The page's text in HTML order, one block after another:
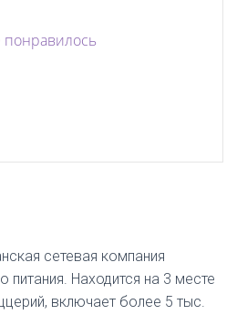
сетевая компания
питания. Находится на 3 месте
включает более 5 тыс.